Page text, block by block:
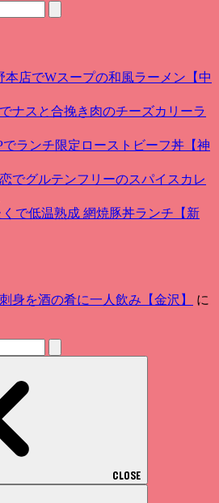
本店でWスープの和風ラーメン【中
ナスと合挽き肉のチーズカリーラ
でランチ限定ローストビーフ丼【神
でグルテンフリーのスパイスカレ
で低温熟成 網焼豚丼ランチ【新
身を酒の肴に一人飲み【金沢】
に
CLOSE